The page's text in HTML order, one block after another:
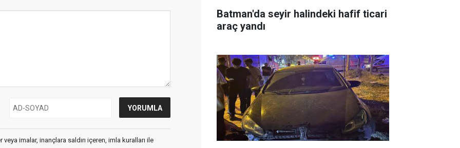
imalar, inançlara saldırı içeren, imla kuralları ile
Batman'da seyir halindeki hafif ticari
araç yandı